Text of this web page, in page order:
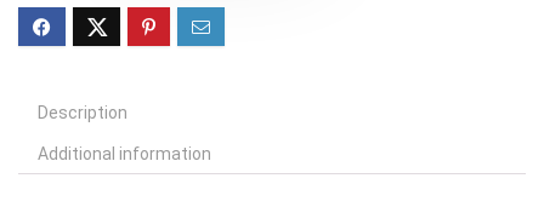
Description
Additional information